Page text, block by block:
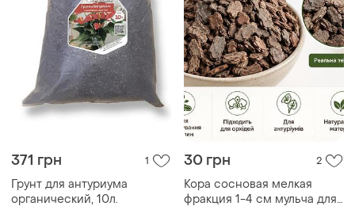
371 грн 1
Грунт для антуриума
органический, 10л.
30 грн 2
Кора сосновая мелкая
фракция 1-4 см мульча для